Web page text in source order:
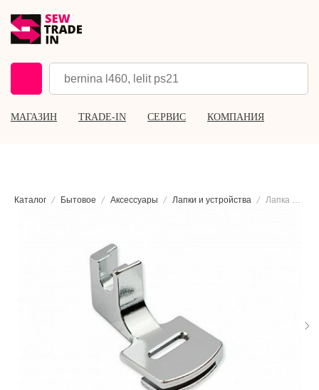
МАГАЗИН TRADE-IN СЕРВИС КОМПАНИЯ
Каталог Бытовое Аксессуары Лапки и устройства Лапка для присбаривания Brother F012N